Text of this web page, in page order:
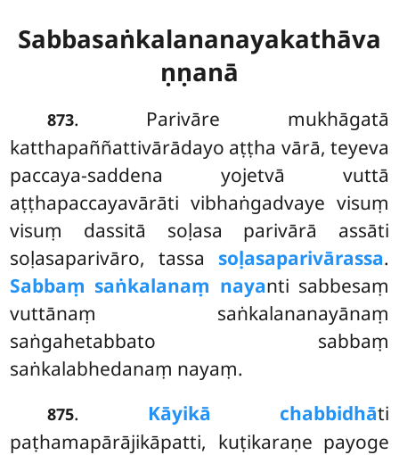
Sabbasaṅkalananayakathāva
ṇṇanā
873. Parivāre mukhāgatā
katthapaññattivārādayo aṭṭha vārā, teyeva
paccaya-saddena yojetvā vuttā
aṭṭhapaccayavārāti vibhaṅgadvaye visuṃ
visuṃ dassitā soḷasa parivārā assāti
soḷasaparivāro, tassa soḷasaparivārassa.
Sabbaṃ saṅkalanaṃ nayanti sabbesaṃ
vuttānaṃ saṅkalananayānaṃ
saṅgahetabbato sabbaṃ
saṅkalabhedanaṃ nayaṃ.
875. Kāyikā chabbidhāti
paṭhamapārājikāpatti, kuṭikaraṇe payoge